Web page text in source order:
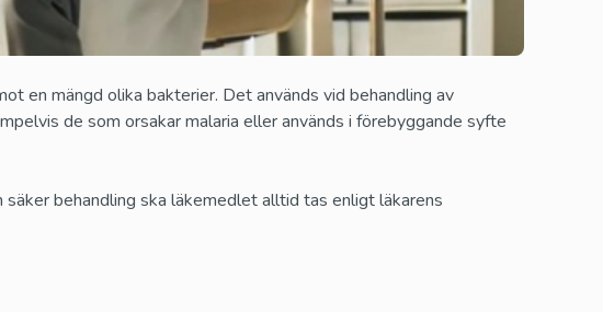
Gold Kamagra Polo
Sildenafil
Oral Jelly Viagra gel
en mängd olika bakterier. Det används vid behandling av
de som orsakar malaria eller används i förebyggande syfte
behandling ska läkemedlet alltid tas enligt läkarens